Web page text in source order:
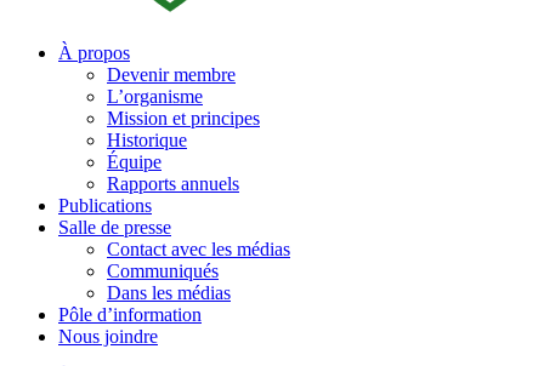
À propos
Devenir membre
L’organisme
Mission et principes
Historique
Équipe
Rapports annuels
Publications
Salle de presse
Contact avec les médias
Communiqués
Dans les médias
Pôle d’information
Nous joindre